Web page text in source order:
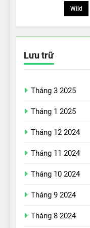
Wild
Lưu trữ
Tháng 3 2025
Tháng 1 2025
Tháng 12 2024
Tháng 11 2024
Tháng 10 2024
Tháng 9 2024
Tháng 8 2024